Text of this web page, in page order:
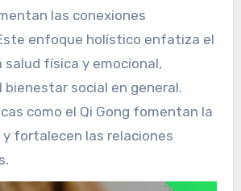
las conexiones
enfoque holístico enfatiza el
salud física y emocional,
bienestar social en general.
como el Qi Gong fomentan la
fortalecen las relaciones